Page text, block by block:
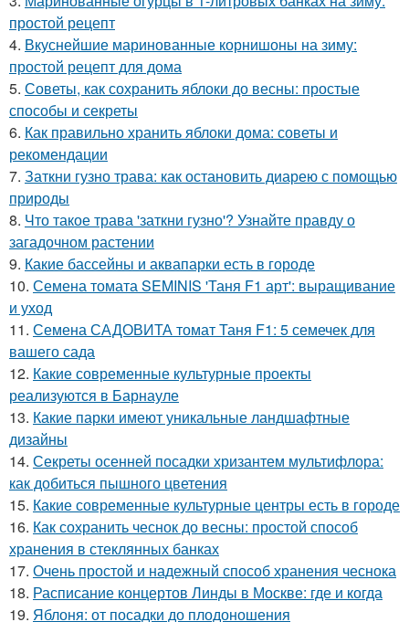
простой рецепт
4. Вкуснейшие маринованные корнишоны на зиму:
простой рецепт для дома
5. Советы, как сохранить яблоки до весны: простые
способы и секреты
6. Как правильно хранить яблоки дома: советы и
рекомендации
7. Заткни гузно трава: как остановить диарею с помощью
природы
8. Что такое трава 'заткни гузно'? Узнайте правду о
загадочном растении
9. Какие бассейны и аквапарки есть в городе
10. Семена томата SEMINIS 'Таня F1 арт': выращивание
и уход
11. Семена САДОВИТА томат Таня F1: 5 семечек для
вашего сада
12. Какие современные культурные проекты
реализуются в Барнауле
13. Какие парки имеют уникальные ландшафтные
дизайны
14. Секреты осенней посадки хризантем мультифлора:
как добиться пышного цветения
15. Какие современные культурные центры есть в городе
16. Как сохранить чеснок до весны: простой способ
хранения в стеклянных банках
17. Очень простой и надежный способ хранения чеснока
18. Расписание концертов Линды в Москве: где и когда
19. Яблоня: от посадки до плодоношения